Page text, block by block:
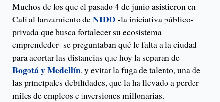
Muchos de los que el pasado 4 de junio asistieron en
Cali al lanzamiento deNIDO -la iniciativa público-
privada que busca fortalecer su ecosistema
emprendedor- se preguntaban qué le falta a la ciudad
para acortar las distancias que hoy la separan de
Bogotá y Medellín, y evitar la fuga de talento, una de
las principales debilidades, que la ha llevado a perder
miles de empleos e inversiones millonarias.